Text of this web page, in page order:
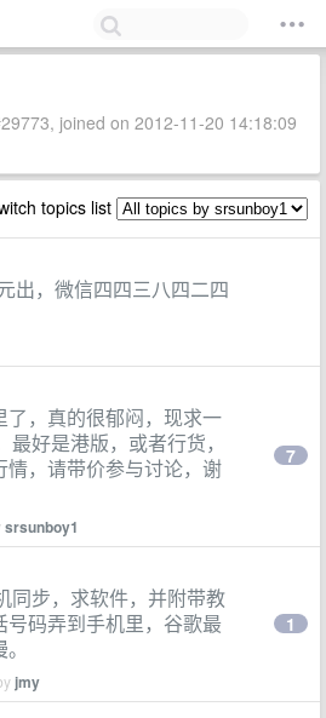
joined on 2012-11-20 14:18:09
topics list
出，微信四四三八四二四
，真的很郁闷，现求一
好是港版，或者行货，
，请带价参与讨论，谢
srsunboy1
7
同步，求软件，并附带教
码弄到手机里，谷歌最
jmy
1